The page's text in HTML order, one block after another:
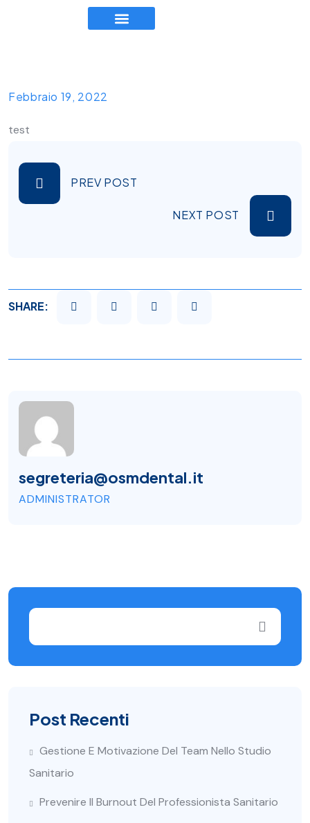
Febbraio 19, 2022
test
PREV POST
NEXT POST
SHARE:
segreteria@osmdental.it
ADMINISTRATOR
Post Recenti
Gestione E Motivazione Del Team Nello Studio
Sanitario
Prevenire Il Burnout Del Professionista Sanitario